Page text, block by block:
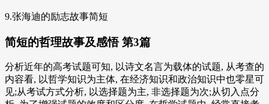
9.张海迪的励志故事简短
简短的哲理故事及感悟 第3篇
分析近年的高考试题可知, 以诗文名言为载体的试题, 从考查的
内容看, 以哲学知识为主体, 在经济知识和政治知识中也零星可
见;从考试方式分析, 以选择题为主, 非选择题为次;从切入点分